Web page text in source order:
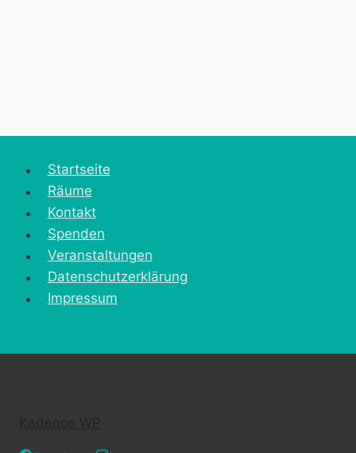
Startseite
Räume
Kontakt
Spenden
Veranstaltungen
Datenschutzerklärung
Impressum